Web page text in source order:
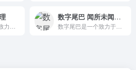
数字尾巴 闻所未闻的最丰富数码资讯